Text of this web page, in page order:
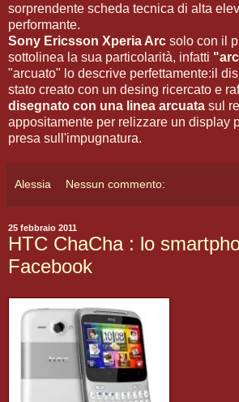
sorprendente scheda tecnica di alta
performante.
Sony Ericsson Xperia Arc solo con il
sottolinea la sua particolarità, infatti
"arcuato" lo descrive perfettamente:il
stato creato con un desing ricercato e
disegnato con una linea arcuata sul
appositamente per relizzare un display
presa sull'impugnatura.
Alessia Nessun commento:
25 febbraio 2011
HTC ChaCha : lo
Facebook